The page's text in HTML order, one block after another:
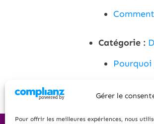
Gérer le
Pour offrir les meilleures expériences, nous
Catégorie :